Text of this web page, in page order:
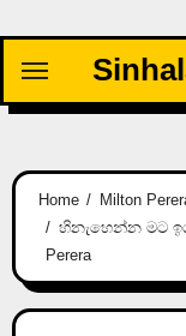
content
Home
Milton
හිනැහෙන්න මට
Perera